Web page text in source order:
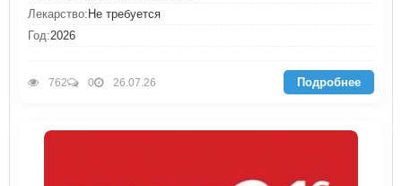
Лекарство: Не требуется
Год:2026
762 0 26.07.26 Подробнее